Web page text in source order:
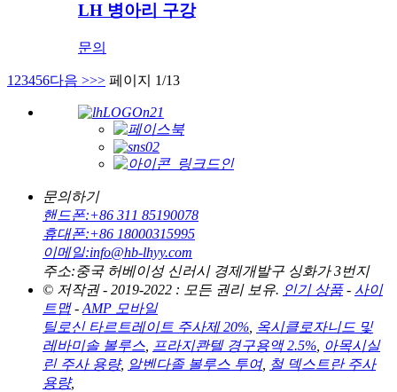
LH 병아리 구강
문의
1 23456다음 >>> 페이지 1/13
문의하기
핸드폰:+86 311 85190078
휴대폰:+86 18000315995
이메일:info@hb-lhyy.com
주소:중국 허베이성 신러시 경제개발구 싱화가 3번지
© 저작권 - 2019-2022 : 모든 권리 보유. 인기 상품- 사이
트맵- AMP 모바일
틸로신 타르트레이트 주사제 20% 옥시클로자니드 및
레바미솔 볼루스
프라지콴텔 경구용액 2.5% 아목시실
린 주사 용량, 알벤다졸 볼루스 투여, 철 덱스트란 주사
용량,